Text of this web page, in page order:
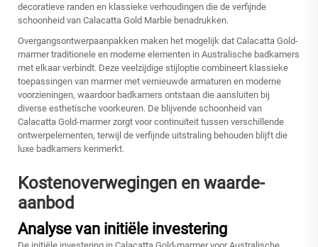
decoratieve randen en klassieke verhoudingen die de verfijnde
schoonheid van Calacatta Gold Marble benadrukken.
Overgangsontwerpaanpakken maken het mogelijk dat Calacatta Gold-
marmer traditionele en moderne elementen in Australische badkamers
met elkaar verbindt. Deze veelzijdige stijloptie combineert klassieke
toepassingen van marmer met vernieuwde armaturen en moderne
voorzieningen, waardoor badkamers ontstaan die aansluiten bij
diverse esthetische voorkeuren. De blijvende schoonheid van
Calacatta Gold-marmer zorgt voor continuïteit tussen verschillende
ontwerpelementen, terwijl de verfijnde uitstraling behouden blijft die
luxe badkamers kenmerkt.
Kostenoverwegingen en waarde-
aanbod
Analyse van initiële investering